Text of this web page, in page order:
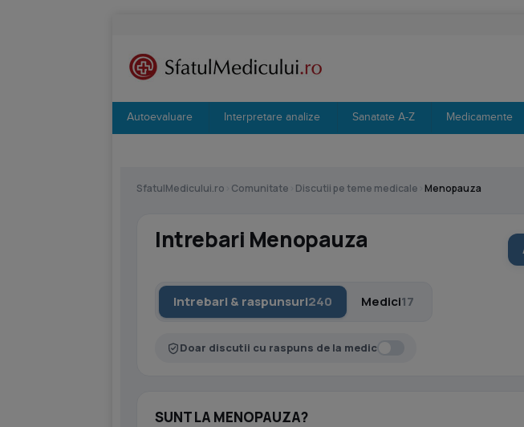
Autoevaluare Interpretare analize Sanatate A-Z Medicamente
SfatulMedicului.ro Comunitate Discutii pe teme medicale Menopauza
Intrebari Menopauza
Intrebari & raspunsuri240 Medici17
Doar discutii cu raspuns de la medic
SUNT LA MENOPAUZA?